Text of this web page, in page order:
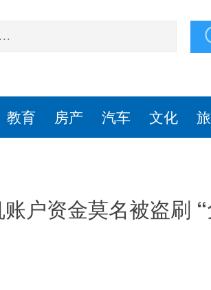
教育 房产 汽车 文化
户资金莫名被盗刷